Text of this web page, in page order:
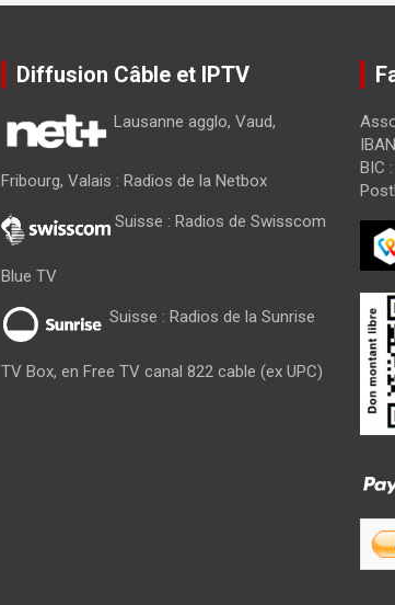
Diffusion Câble et IPTV
Lausanne agglo, Vaud,
Fribourg, Valais : Radios de la Netbox
Suisse : Radios de Swisscom
Blue TV
Suisse : Radios de la Sunrise
TV Box, en Free TV canal 822 cable (ex UPC)
BIC